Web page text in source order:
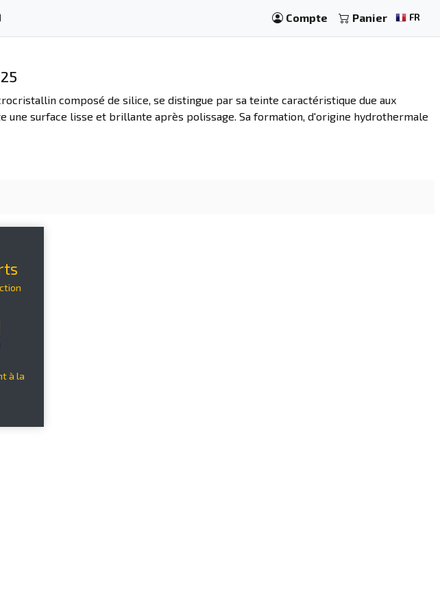
Compte Panier FR
composé de silice, se distingue par sa teinte caractéristique due aux
une surface lisse et brillante après polissage. Sa formation, d'origine hydrothermale
à la